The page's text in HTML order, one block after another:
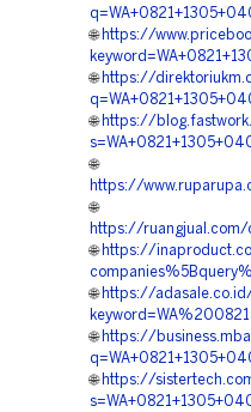
🌐 https://
🌐 https://
🌐 https://
🌐
https://
🌐
https://
🌐 https://
🌐 https://
🌐 https://
🌐 https://